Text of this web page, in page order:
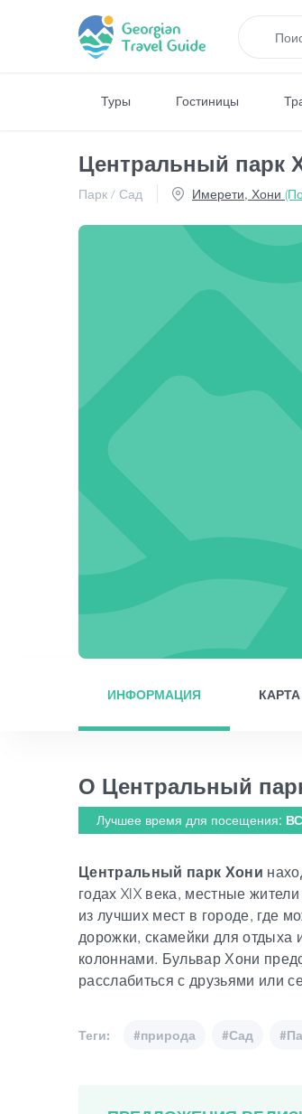
Туры Гостиницы
Центральный парк
Парк / Сад Имерети, Хони
ИНФОРМАЦИЯ КАРТА
О Центральный
Лучшее время для посещения:
Центральный парк Хони
годах XIX века, местные
из лучших мест в городе, где
дорожки, скамейки для отдыха
колоннами. Бульвар Хони
расслабиться с друзьями или
Теги: #природа #Сад